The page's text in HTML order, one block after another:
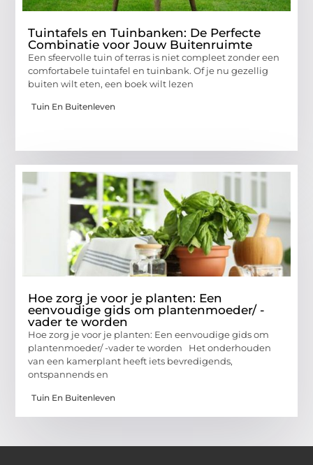
Tuintafels en Tuinbanken: De Perfecte
Combinatie voor Jouw Buitenruimte
Een sfeervolle tuin of terras is niet compleet zonder een
comfortabele tuintafel en tuinbank. Of je nu gezellig
buiten wilt eten, een boek wilt lezen
Tuin En Buitenleven
Hoe zorg je voor je planten: Een
eenvoudige gids om plantenmoeder/ -
vader te worden
Hoe zorg je voor je planten: Een eenvoudige gids om
plantenmoeder/ -vader te worden Het onderhouden
van een kamerplant heeft iets bevredigends,
ontspannends en
Tuin En Buitenleven